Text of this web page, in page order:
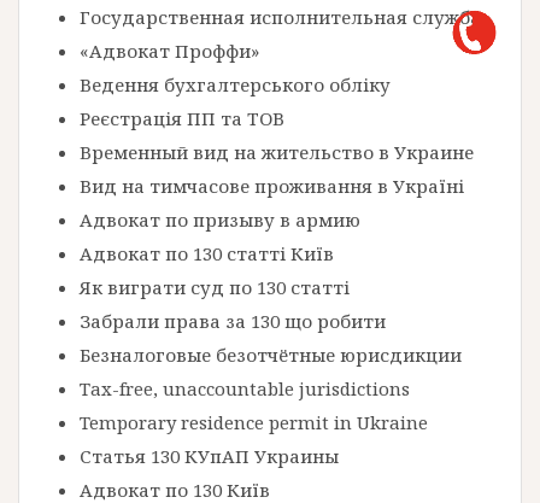
Государственная исполнительная служба
«Адвокат Проффи»
Ведення бухгалтерського обліку
Реєстрація ПП та ТОВ
Временный вид на жительство в Украине
Вид на тимчасове проживання в Україні
Адвокат по призыву в армию
Адвокат по 130 статті Київ
Як виграти суд по 130 статті
Забрали права за 130 що робити
Безналоговые безотчётные юрисдикции
Tax-free, unaccountable jurisdictions
Temporary residence permit in Ukraine
Статья 130 КУпАП Украины
Адвокат по 130 Київ